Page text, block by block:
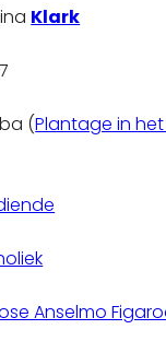
Klark
(Plantage in
Anselmo